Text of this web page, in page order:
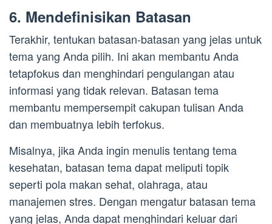
6. Mendefinisikan Batasan
Terakhir, tentukan batasan-batasan yang jelas untuk
tema yang Anda pilih. Ini akan membantu Anda
tetapfokus dan menghindari pengulangan atau
informasi yang tidak relevan. Batasan tema
membantu mempersempit cakupan tulisan Anda
dan membuatnya lebih terfokus.
Misalnya, jika Anda ingin menulis tentang tema
kesehatan, batasan tema dapat meliputi topik
seperti pola makan sehat, olahraga, atau
manajemen stres. Dengan mengatur batasan tema
yang jelas, Anda dapat menghindari keluar dari